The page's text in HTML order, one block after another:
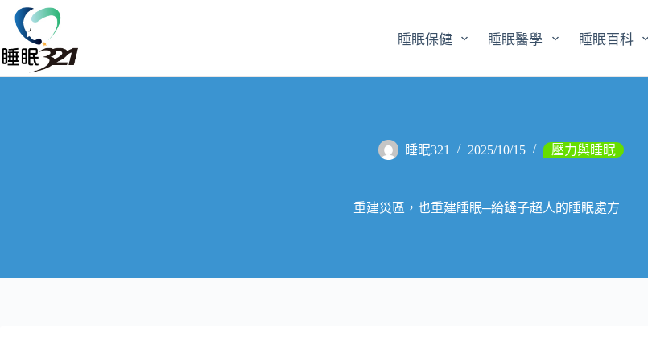
睡眠保健 睡眠醫學 睡眠百科
睡眠321 2025/10/15 壓力與睡眠
重建災區，也重建睡眠─給鏟子超人的睡眠處方